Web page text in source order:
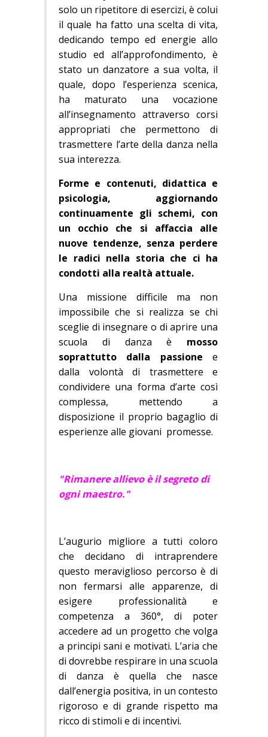
solo un ripetitore di esercizi, è colui
il quale ha fatto una scelta di vita,
dedicando tempo ed energie allo
studio ed all’approfondimento, è
stato un danzatore a sua volta, il
quale, dopo l’esperienza scenica,
ha maturato una vocazione
all’insegnamento attraverso corsi
appropriati che permettono di
trasmettere l’arte della danza nella
sua interezza.
Forme e contenuti, didattica e
psicologia, aggiornando
continuamente gli schemi, con
un occhio che si affaccia alle
nuove tendenze, senza perdere
le radici nella storia che ci ha
condotti alla realtà attuale.
Una missione difficile ma non
impossibile che si realizza se chi
sceglie di insegnare o di aprire una
scuola di danza è mosso
soprattutto dalla passione e
dalla volontà di trasmettere e
condividere una forma d’arte così
complessa, mettendo a
disposizione il proprio bagaglio di
esperienze alle giovani promesse.
"Rimanere allievo è il segreto di
ogni maestro."
L’augurio migliore a tutti coloro
che decidano di intraprendere
questo meraviglioso percorso è di
non fermarsi alle apparenze, di
esigere professionalità e
competenza a 360°, di poter
accedere ad un progetto che volga
a principi sani e motivati. L’aria che
di dovrebbe respirare in una scuola
di danza è quella che nasce
dall’energia positiva, in un contesto
rigoroso e di grande rispetto ma
ricco di stimoli e di incentivi.